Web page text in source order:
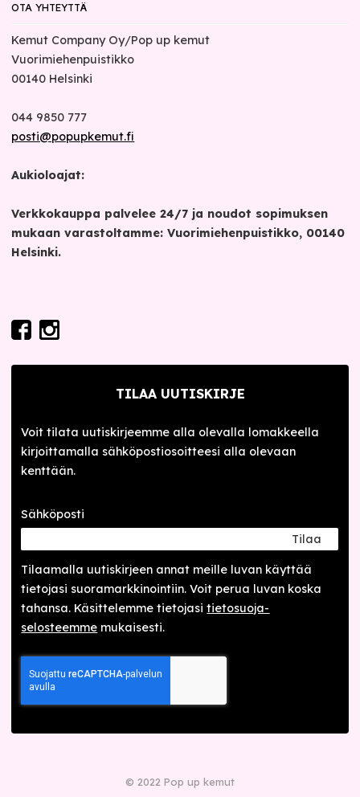
OTA YHTEYTTÄ
Kemut Company Oy/Pop up kemut
Vuorimiehenpuistikko
00140 Helsinki
044 9850 777
posti@popupkemut.fi
Aukioloajat:
Verkkokauppa palvelee 24/7 ja noudot sopimuksen
mukaan varastoltamme: Vuorimiehenpuistikko, 00140
Helsinki.
TILAA UUTISKIRJE
Voit tilata uutiskirjeemme alla olevalla lomakkeella
kirjoittamalla sähköpostiosoitteesi alla olevaan
kenttään.
Sähköposti
Tilaa
Tilaamalla uutis­kirjeen annat meille luvan käyttää
tietojasi suora­markkinointiin. Voit perua luvan koska
tahansa. Käsittelemme tietojasitieto­suoja­
selosteemme mukaisesti.
© 2022 Pop up kemut